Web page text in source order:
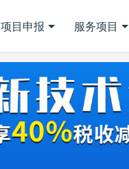
项目申报 服务项目